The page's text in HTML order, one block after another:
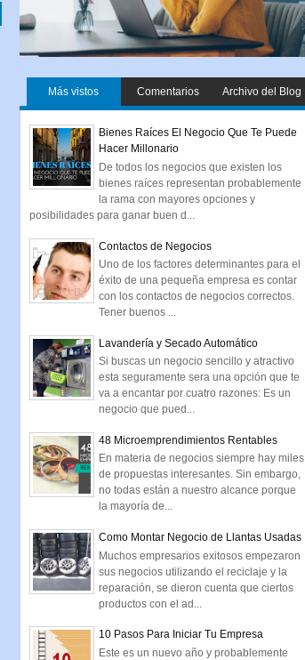
Más vistos Comentarios Archivo del Blog
Bienes Raíces El Negocio Que Te Puede
Hacer Millonario
De todos los negocios que existen los
bienes raíces representan probablemente
la rama con mayores opciones y
posibilidades para ganar buen d...
Contactos de Negocios
Uno de los factores determinantes para el
éxito de una pequeña empresa es contar
con los contactos de negocios correctos.
Tener buenos ...
Lavandería y Secado Automático
Si buscas un negocio sencillo y atractivo
esta seguramente sera una opción que te
va a encantar por cuatro razones: Es un
negocio que pued...
48 Microemprendimientos Rentables
En materia de negocios siempre hay miles
de propuestas interesantes. Sin embargo,
no todas están a nuestro alcance porque
la mayoría de...
Como Montar Negocio de Llantas Usadas
Muchos empresarios exitosos empezaron
sus negocios utilizando el reciclaje y la
reparación, se dieron cuenta que ciertos
productos con el ad...
10 Pasos Para Iniciar Tu Empresa
Este es un nuevo año y probablemente